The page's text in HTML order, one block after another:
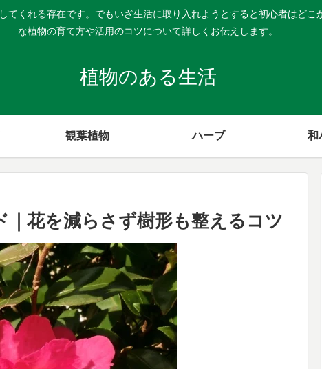
くれる存在です。でもいざ生活に取り入れようとすると初心者はど
な植物の育て方や活用のコツについて詳しくお伝えします。
植物のある生活
観葉植物 ハーブ 和
花を減らさず樹形も整えるコツ